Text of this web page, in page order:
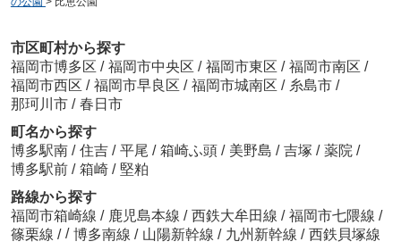
市区町村から探す
福岡市博多区 / 福岡市中央区 / 福岡市東区 / 福岡市南区 /
福岡市西区 / 福岡市早良区 / 福岡市城南区 / 糸島市 /
那珂川市 / 春日市
町名から探す
博多駅南 / 住吉 / 平尾 / 箱崎ふ頭 / 美野島 / 吉塚 / 薬院 /
博多駅前 / 箱崎 / 堅粕
路線から探す
福岡市箱崎線 / 鹿児島本線 / 西鉄大牟田線 / 福岡市七隈線 /
篠栗線 / / 博多南線 / 山陽新幹線 / 九州新幹線 / 西鉄貝塚線